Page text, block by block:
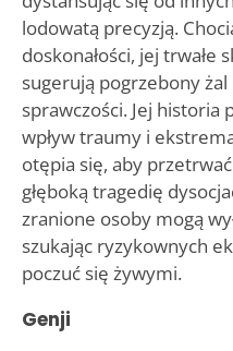
lodowatą precyzją.
doskonałości, jej trwałe
sugerują pogrzebony
sprawczości. Jej historia
wpływ traumy i
otępia się, aby
głęboką tragedię
zranione osoby mogą
szukając ryzykownych
poczuć się żywymi.
Genji